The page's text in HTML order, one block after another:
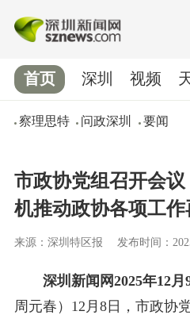
首页
察理思特 问政深圳 要闻
深圳 视频
市政协党组召开会
机推动政协各项工
来源：深圳特区报 发布时间：
深圳新闻网2025年12月
周元春）12月8日，市政协